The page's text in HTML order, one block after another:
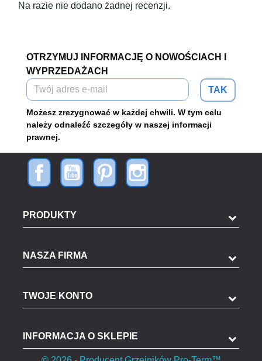
Na razie nie dodano żadnej recenzji.
OTRZYMUJ INFORMACJĘ O NOWOŚCIACH I
WYPRZEDAŻACH
TAK
Możesz zrezygnować w każdej chwili. W tym celu
należy odnaleźć szczegóły w naszej informacji
prawnej.
PRODUKTY
NASZA FIRMA
TWOJE KONTO
INFORMACJA O SKLEPIE